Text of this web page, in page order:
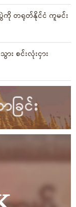
ကို တရုတ်နိုင်ငံ ကူမင်း
စင်းလုံးငှား